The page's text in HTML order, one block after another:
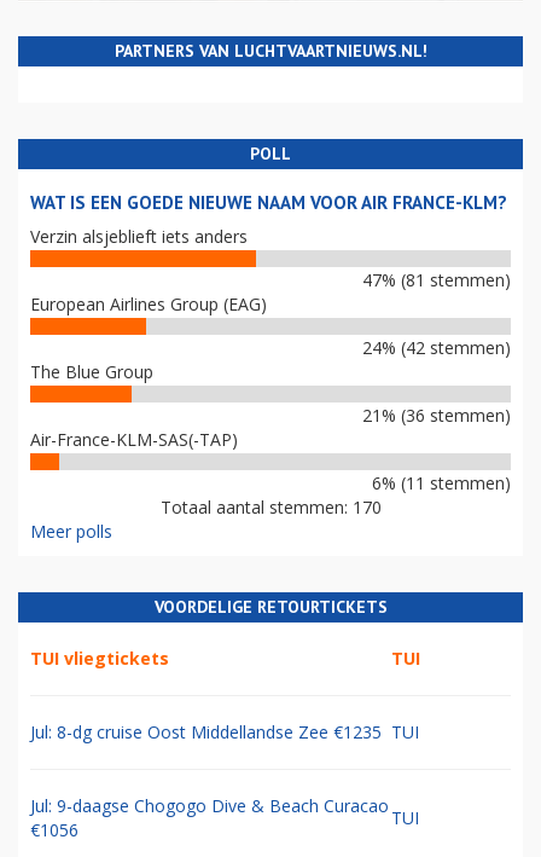
PARTNERS VAN LUCHTVAARTNIEUWS.NL!
POLL
WAT IS EEN GOEDE NIEUWE NAAM VOOR AIR FRANCE-KLM?
Verzin alsjeblieft iets anders
47% (81 stemmen)
European Airlines Group (EAG)
24% (42 stemmen)
The Blue Group
21% (36 stemmen)
Air-France-KLM-SAS(-TAP)
6% (11 stemmen)
Totaal aantal stemmen: 170
Meer polls
VOORDELIGE RETOURTICKETS
TUI vliegtickets TUI
Jul: 8-dg cruise Oost Middellandse Zee €1235 TUI
Jul: 9-daagse Chogogo Dive & Beach Curacao
€1056
TUI